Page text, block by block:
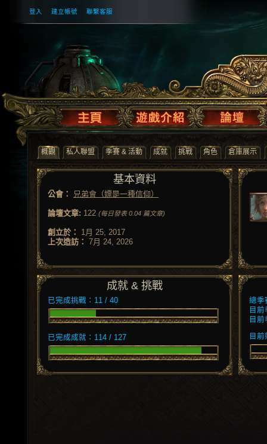
登入 建立帳號 聯繫客服
概觀 私人聯盟 季賽 & 活動 成就 挑戰 角色 倉庫展示
基本資料
公會： 兄弟會（嫖是一種信仰）
論壇文章: 122 (每日發表 0.04 篇文章)
創立於：
1月 25, 2017
上次造訪： 7月 24, 2026
成就 & 挑戰
已完成挑戰：11 / 40
已完成成就：114 / 127
總季
目
目
目